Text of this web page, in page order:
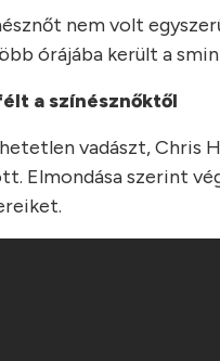
nem volt
órájába került a
a színésznőktől
vadászt, Chris
Elmondása szerint